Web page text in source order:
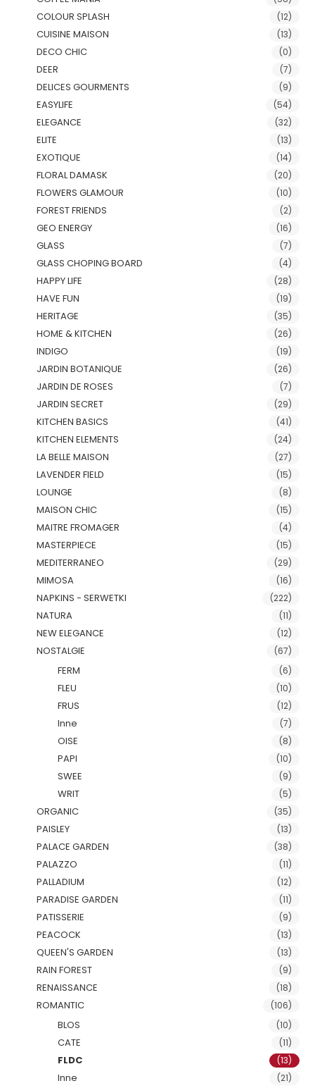
COLOUR SPLASH (12)
CUISINE MAISON (13)
DECO CHIC (0)
DEER (7)
DELICES GOURMENTS (9)
EASYLIFE (54)
ELEGANCE (32)
ELITE (13)
EXOTIQUE (14)
FLORAL DAMASK (20)
FLOWERS GLAMOUR (10)
FOREST FRIENDS (2)
GEO ENERGY (16)
GLASS (7)
GLASS CHOPING BOARD (4)
HAPPY LIFE (28)
HAVE FUN (19)
HERITAGE (35)
HOME & KITCHEN (26)
INDIGO (19)
JARDIN BOTANIQUE (26)
JARDIN DE ROSES (7)
JARDIN SECRET (29)
KITCHEN BASICS (41)
KITCHEN ELEMENTS (24)
LA BELLE MAISON (27)
LAVENDER FIELD (15)
LOUNGE (8)
MAISON CHIC (15)
MAITRE FROMAGER (4)
MASTERPIECE (15)
MEDITERRANEO (29)
MIMOSA (16)
NAPKINS - SERWETKI (222)
NATURA (11)
NEW ELEGANCE (12)
NOSTALGIE (67)
FERM (6)
FLEU (10)
FRUS (12)
Inne (7)
OISE (8)
PAPI (10)
SWEE (9)
WRIT (5)
ORGANIC (35)
PAISLEY (13)
PALACE GARDEN (38)
PALAZZO (11)
PALLADIUM (12)
PARADISE GARDEN (11)
PATISSERIE (9)
PEACOCK (13)
QUEEN'S GARDEN (13)
RAIN FOREST (9)
RENAISSANCE (18)
ROMANTIC (106)
BLOS (10)
CATE (11)
FLDC (13)
Inne (21)